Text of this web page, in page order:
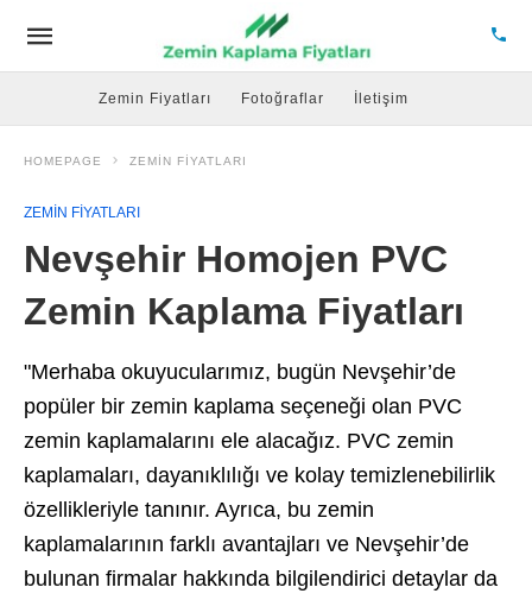
Zemin Fiyatları Fotoğraflar İletişim
HOMEPAGE ZEMIN FIYATLARI
ZEMIN FIYATLARI
Nevşehir Homojen PVC
Zemin Kaplama Fiyatları
"Merhaba okuyucularımız, bugün Nevşehir’de
popüler bir zemin kaplama seçeneği olan PVC
zemin kaplamalarını ele alacağız. PVC zemin
kaplamaları, dayanıklılığı ve kolay temizlenebilirlik
özellikleriyle tanınır. Ayrıca, bu zemin
kaplamalarının farklı avantajları ve Nevşehir’de
bulunan firmalar hakkında bilgilendirici detaylar da